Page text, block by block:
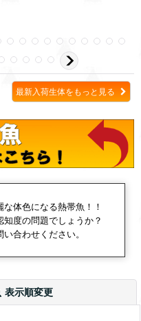
最新入荷生体をもっと見る
体色になる熱帯魚！！
度の問題でしょうか？
合わせください。
表示順変更